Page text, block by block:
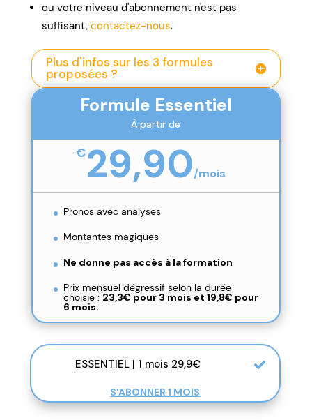
ou votre niveau d'abonnement n'est pas
suffisant, contactez-nous.
Plus d'infos sur les 3 formules
proposées ?
Formule Essentiel
À partir de
€29,90/mois
Pronos avec analyses
Montantes magiques
Ne donne pas accès à la formation
Prix mensuel dégressif selon la durée
choisie : 23,3€ pour 3 mois et 19,8€ pour
6 mois.
ESSENTIEL | 1 mois 29,9€
S'ABONNER 1 MOIS